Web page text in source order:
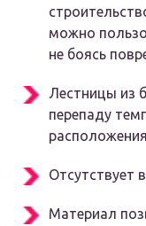
можно
не боясь
Лестницы из
перепаду
Отсутствует
Материал